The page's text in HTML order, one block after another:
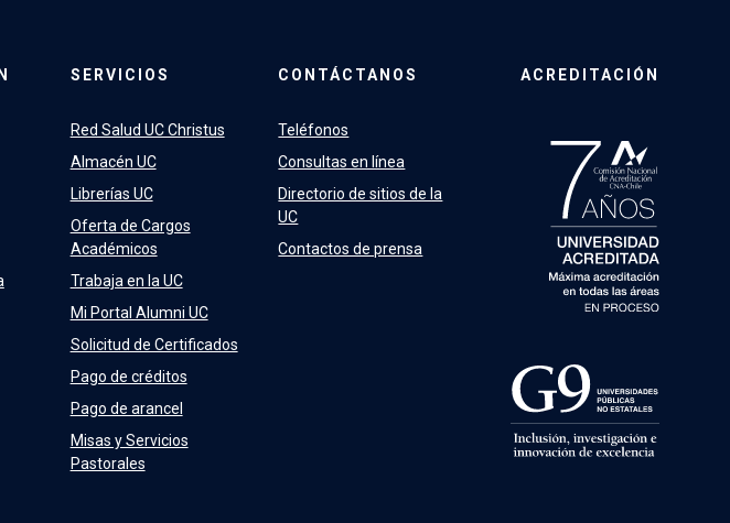
SERVICIOS
Red Salud UC Christus
Almacén UC
Librerías UC
Oferta de Cargos
Académicos
Trabaja en la UC
Mi Portal Alumni UC
Solicitud de Certificados
Pago de créditos
Pago de arancel
Misas y Servicios
Pastorales
CONTÁCTANOS
Teléfonos
Consultas en línea
Directorio de sitios de la
UC
Contactos de prensa
ACREDITACIÓN